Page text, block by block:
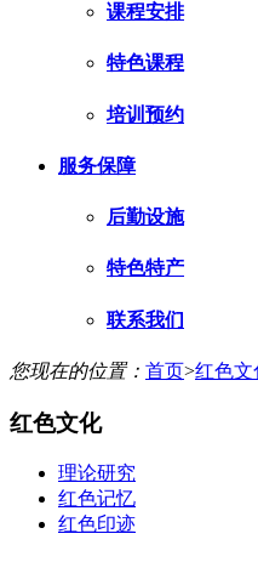
课程安排
特色课程
培训预约
服务保障
后勤设施
特色特产
联系我们
您现在的位置： 首页>红色文
红色文化
理论研究
红色记忆
红色印迹